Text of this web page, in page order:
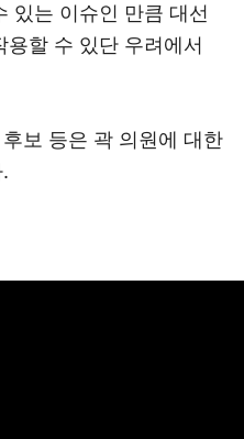
있는 이슈인 만큼 대선
할 수 있단 우려에서
보 등은 곽 의원에 대한